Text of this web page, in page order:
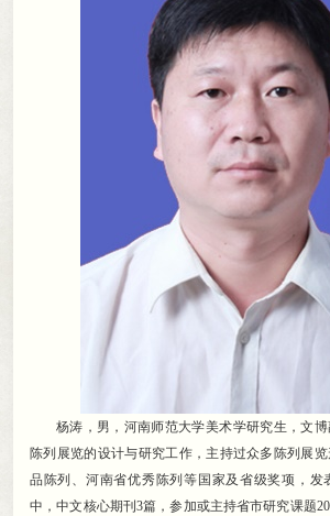
杨涛 ， 男，河南师范大学美术学研究生 ，文
陈列展览的设计与研究工作， 主持过众多陈列展
品陈列、河南省优秀陈列等国家及省级奖项 ， 发
中 ，中文核心期刊3篇，参加或主持省市研究课题